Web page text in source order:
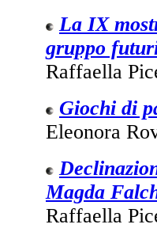
La IX
gruppo
Raffaella
Giochi di
Eleonora
Magda
Raffaella